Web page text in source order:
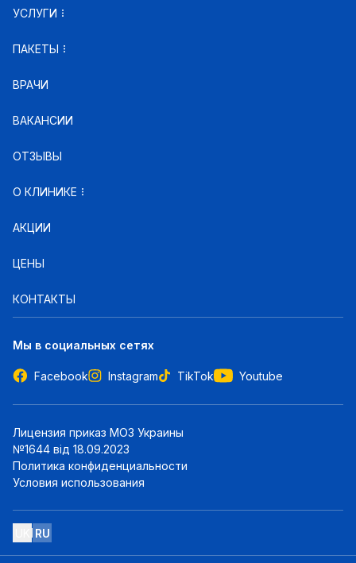
УСЛУГИ
ПАКЕТЫ
ВРАЧИ
ВАКАНСИИ
ОТЗЫВЫ
О КЛИНИКЕ
АКЦИИ
ЦЕНЫ
КОНТАКТЫ
Мы в социальных сетях
Facebook Instagram TikTok Youtube
Лицензия приказ МОЗ Украины
№1644 від 18.09.2023
Политика конфиденциальности
Условия использования
RU